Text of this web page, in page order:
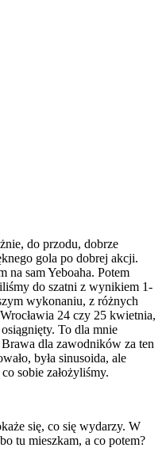
do przodu, dobrze
gola po dobrej akcji.
na sam Yeboaha. Potem
do szatni z wynikiem 1-
wykonaniu, z różnych
24 czy 25 kwietnia,
To dla mnie
dla zawodników za ten
była sinusoida, ale
sobie założyliśmy.
się, co się wydarzy. W
tu mieszkam, a co potem?